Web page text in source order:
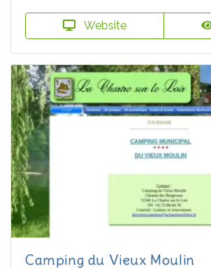
Website
Camping du Vieux Moulin